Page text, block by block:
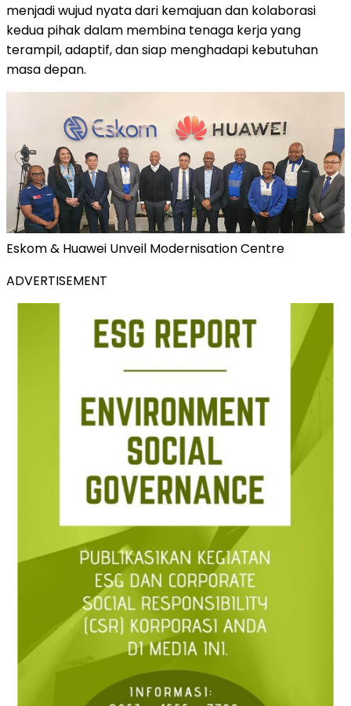
menjadi wujud nyata dari kemajuan dan kolaborasi
kedua pihak dalam membina tenaga kerja yang
terampil, adaptif, dan siap menghadapi kebutuhan
masa depan.
Eskom & Huawei Unveil Modernisation Centre
ADVERTISEMENT